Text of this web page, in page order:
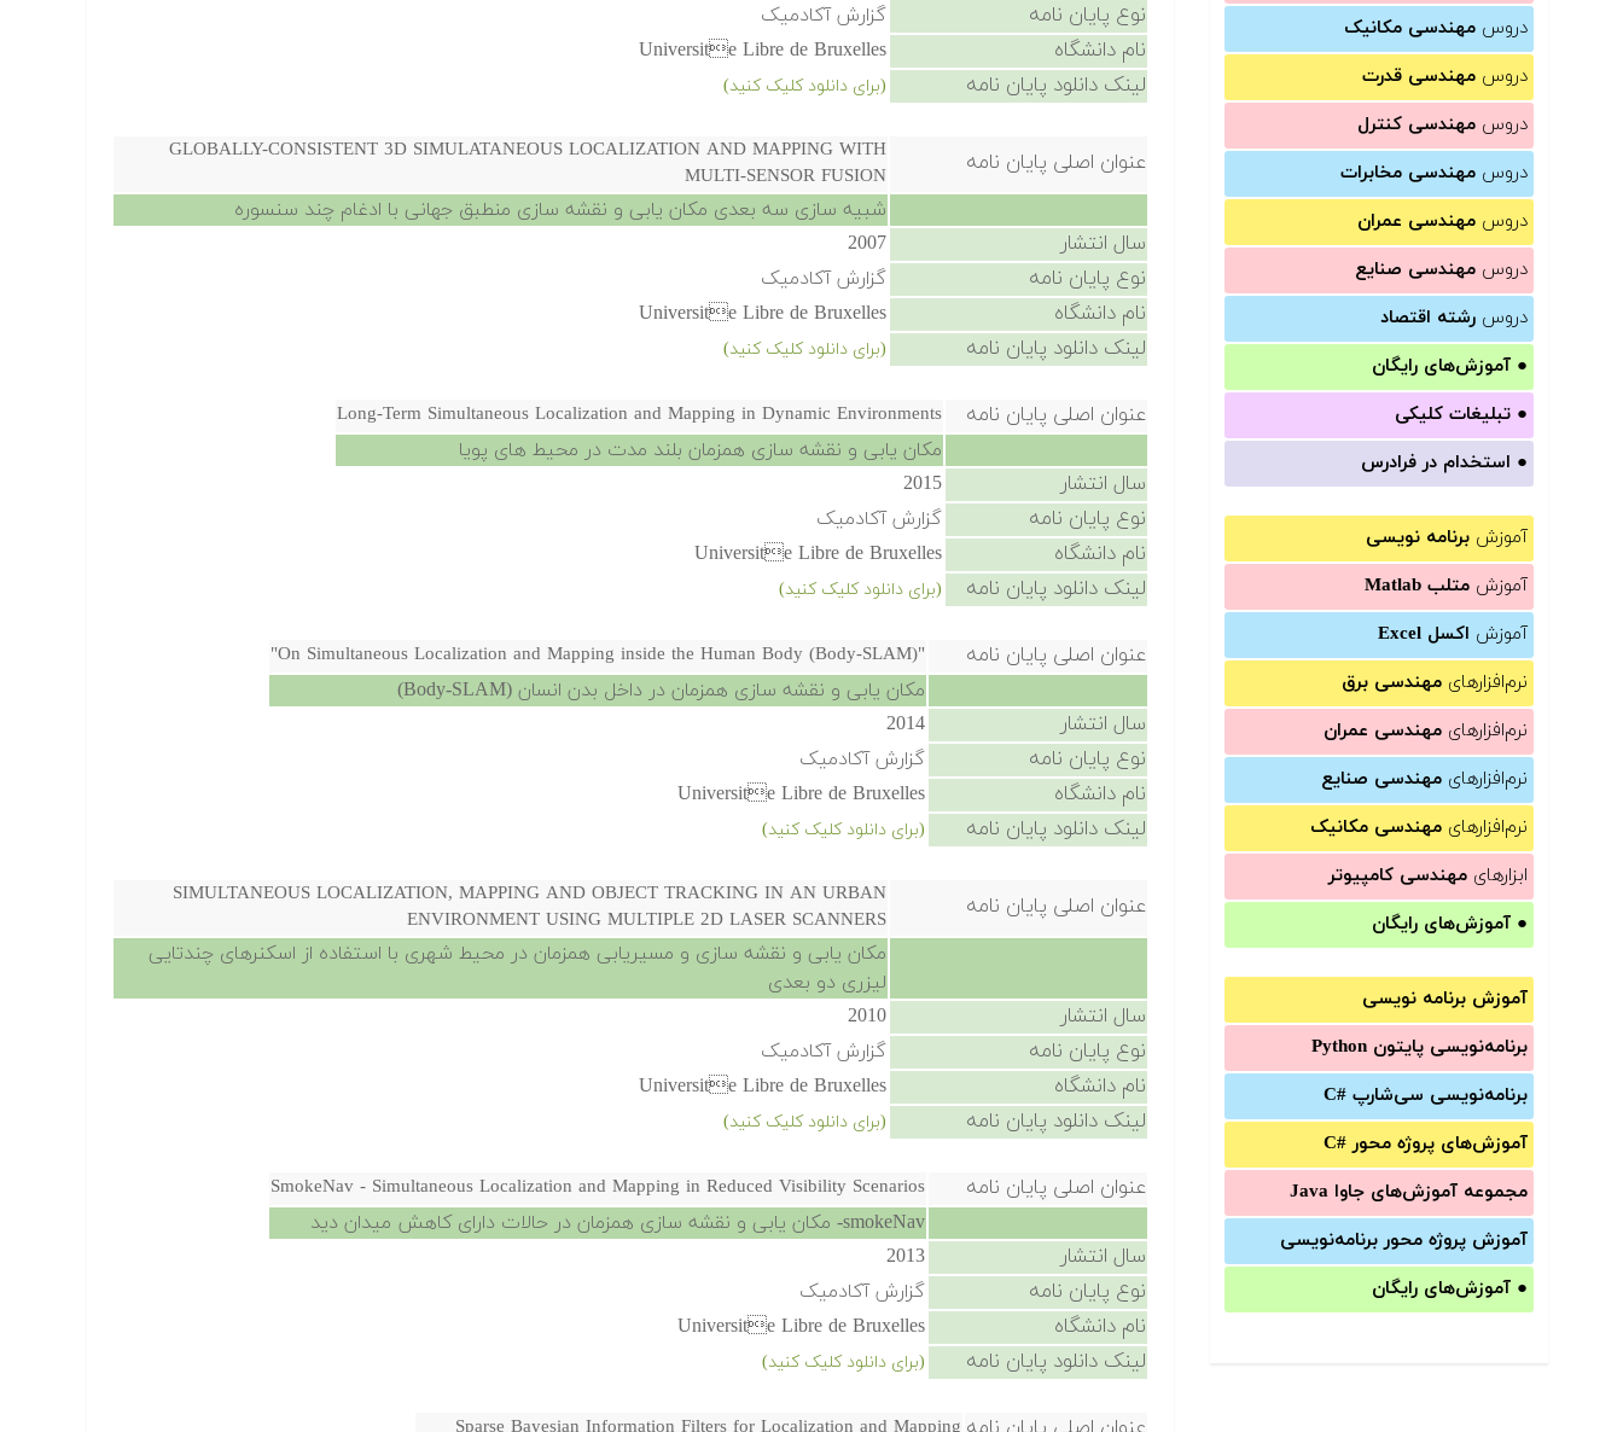
دروس مهندسی مکانیک
دروس مهندسی قدرت
دروس مهندسی کنترل
دروس مهندسی مخابرات
دروس مهندسی عمران
دروس مهندسی صنایع
دروس رشته اقتصاد
● آموزش‌های رایگان
● تبلیغات کلیکی
● استخدام در فرادرس
آموزش برنامه نویسی
آموزش متلب Matlab
آموزش اکسل Excel
نرم‌افزارهای مهندسی برق
نرم‌افزارهای مهندسی عمران
نرم‌افزارهای مهندسی صنایع
نرم‌افزارهای مهندسی مکانیک
ابزارهای مهندسی کامپیوتر
● آموزش‌های رایگان
آموزش برنامه نویسی
برنامه‌نویسی پایتون Python
برنامه‌‌نویسی سی‌شارپ C#‎
آموزش‌های پروژه محور #C
مجموعه آموزش‌های جاوا Java
آموزش‌ پروژه محور برنامه‌نویسی
● آموزش‌های رایگان
نوع پایان نامه گزارش آکادمیک
نام دانشگاه Universite Libre de Bruxelles
لینک دانلود پایان نامه (برای دانلود کلیک کنید)
عنوان اصلی پایان نامه
GLOBALLY-CONSISTENT 3D SIMULATANEOUS LOCALIZATION AND MAPPING WITH
MULTI-SENSOR FUSION
شبیه سازی سه بعدی مکان یابی و نقشه سازی منطبق جهانی با ادغام چند سنسوره
سال انتشار 2007
نوع پایان نامه گزارش آکادمیک
نام دانشگاه Universite Libre de Bruxelles
لینک دانلود پایان نامه (برای دانلود کلیک کنید)
عنوان اصلی پایان نامه Long-Term Simultaneous Localization and Mapping in Dynamic Environments
مکان یابی و نقشه سازی همزمان بلند مدت در محیط های پویا
سال انتشار 2015
نوع پایان نامه گزارش آکادمیک
نام دانشگاه Universite Libre de Bruxelles
لینک دانلود پایان نامه (برای دانلود کلیک کنید)
عنوان اصلی پایان نامه "On Simultaneous Localization and Mapping inside the Human Body (Body-SLAM)"
مکان یابی و نقشه سازی همزمان در داخل بدن انسان (Body-SLAM)
سال انتشار 2014
نوع پایان نامه گزارش آکادمیک
نام دانشگاه Universite Libre de Bruxelles
لینک دانلود پایان نامه (برای دانلود کلیک کنید)
عنوان اصلی پایان نامه
SIMULTANEOUS LOCALIZATION, MAPPING AND OBJECT TRACKING IN AN URBAN
ENVIRONMENT USING MULTIPLE 2D LASER SCANNERS
مکان یابی و نقشه سازی و مسیریابی همزمان در محیط شهری با استفاده از اسکنرهای چندتایی
لیزری دو بعدی
سال انتشار 2010
نوع پایان نامه گزارش آکادمیک
نام دانشگاه Universite Libre de Bruxelles
لینک دانلود پایان نامه (برای دانلود کلیک کنید)
عنوان اصلی پایان نامه SmokeNav - Simultaneous Localization and Mapping in Reduced Visibility Scenarios
smokeNav- مکان یابی و نقشه سازی همزمان در حالات دارای کاهش میدان دید
سال انتشار 2013
نوع پایان نامه گزارش آکادمیک
نام دانشگاه Universite Libre de Bruxelles
لینک دانلود پایان نامه (برای دانلود کلیک کنید)